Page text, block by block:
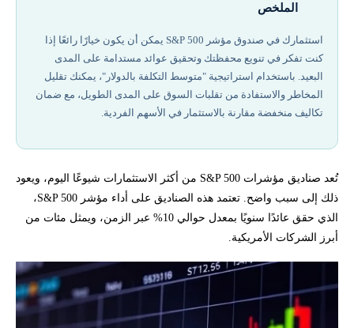
كيف تستثمر في صندوق مؤشر S&P 500؟
ما الفرق بين صناديق المؤشرات وصناديق الاستثمار النشطة
لماذا يفضل المستثمرون صناديق مؤشر S&P 500؟
هل صندوق مؤشر S&P 500 استثمار جيد؟
هل تريد شراء اسهم في اكبر الشركات الامريكية مجتمعه ولاتملك المال
الكافي ؟
الملخص
استثمارك في صندوق مؤشر S&P 500 يمكن أن يكون خيارًا رائعًا إذا
كنت تفكر في تنويع محفظتك وتحقيق عوائد مستدامة على المدى
البعيد. باستخدام استراتيجية "متوسط التكلفة بالدولار"، يمكنك تقليل
المخاطر والاستفادة من تقلبات السوق على المدى الطويل، مع ضمان
تكاليف منخفضة مقارنة بالاستثمار في الأسهم الفردية.
تُعد صناديق مؤشرات S&P 500 من أكثر الاستثمارات شيوعًا اليوم، ويعود
ذلك إلى سبب واضح. تعتمد هذه الصناديق على أداء مؤشر S&P 500،
الذي حقق عائدًا سنويًا بمعدل حوالي 10% عبر الزمن، ويمثل مئات من
أبرز الشركات الأمريكية.